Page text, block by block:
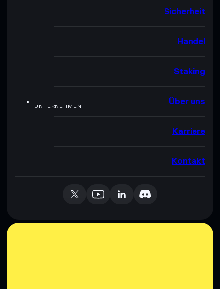
Sicherheit
Handel
Staking
UNTERNEHMEN Über uns
Karriere
Kontakt